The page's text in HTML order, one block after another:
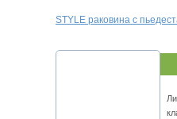
STYLE раковина с